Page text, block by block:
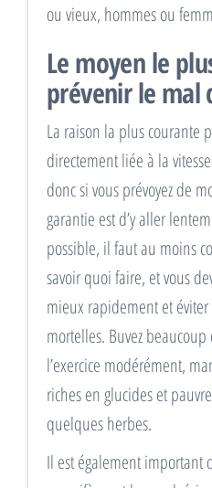
ou vieux, hommes ou
Le moyen le
prévenir le mal
La raison la plus courante
directement liée à la
donc si vous prévoyez de
garantie est d’y aller
possible, il faut au moins
savoir quoi faire, et vous
mieux rapidement et éviter
mortelles. Buvez
l’exercice modérément,
riches en glucides et
quelques herbes.
Il est également important